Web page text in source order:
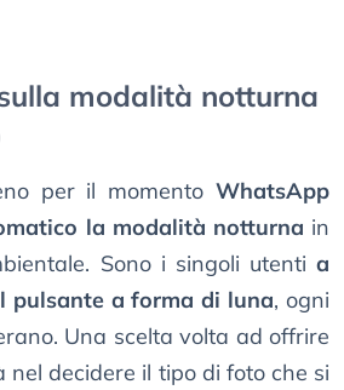
modalità notturna
per il momento WhatsApp
la modalità notturna in
Sono i singoli utenti a
pulsante a forma di luna, ogni
Una scelta volta ad offrire
nel decidere il tipo di foto che si